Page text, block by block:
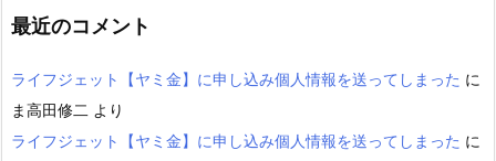
最近のコメント
ライフジェット【ヤミ金】に申し込み個人情報を送ってしまった に
ま高田修二 より
ライフジェット【ヤミ金】に申し込み個人情報を送ってしまった に